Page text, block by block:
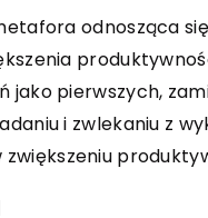
odnosząca
jako pierwszych,
i zwlekaniu z